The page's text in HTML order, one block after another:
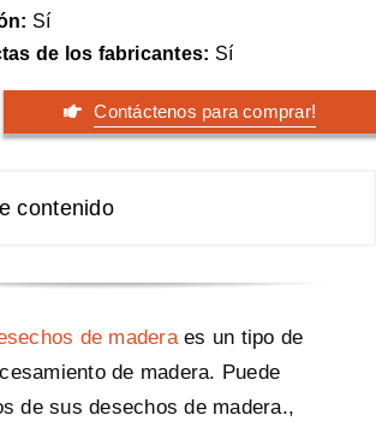
Sí
de los fabricantes: Sí
Contáctenos para comprar!
contenido
de maderaes un tipo de
de madera. Puede
de sus desechos de madera.,